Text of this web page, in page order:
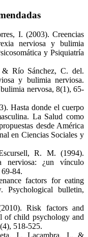
I. (2003). Creencias
nerviosa y bulimia
y Psiquiatría
Río Sánchez, C. del.
y bulimia nerviosa.
nervosa, 8(1), 65-
Hasta donde el cuerpo
La Salud como
desde América
en Ciencias Sociales y
R. M. (1994).
nerviosa: ¿un vínculo
84.
factors for eating
Psychological bulletin,
Risk factors and
of child psychology and
518-525.